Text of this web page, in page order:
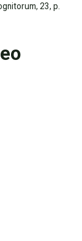
23, p.